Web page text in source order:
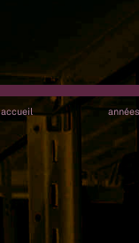
accueil années